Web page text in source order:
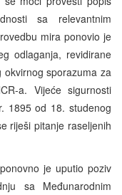
sa relevantnim
mira ponovio je
odlaganja, revidirane
sporazuma za
a. Vijeće sigurnosti
1895 od 18. studenog
riješi pitanje raseljenih
je uputio poziv
sa Međunarodnim